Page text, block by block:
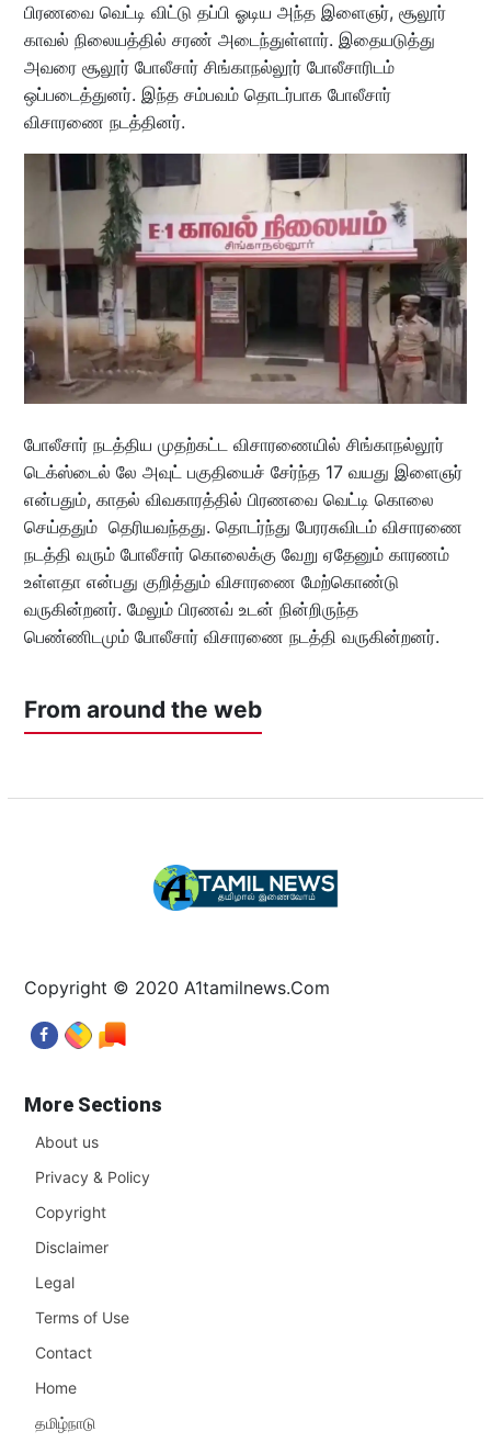
பிரணவை வெட்டி விட்டு தப்பி ஓடிய அந்த இளைஞர், சூலூர்
காவல் நிலையத்தில் சரண் அடைந்துள்ளார். இதையடுத்து
அவரை சூலூர் போலீசார் சிங்காநல்லூர் போலீசாரிடம்
ஒப்படைத்துனர். இந்த சம்பவம் தொடர்பாக போலீசார்
விசாரணை நடத்தினர்.
போலீசார் நடத்திய முதற்கட்ட விசாரணையில் சிங்காநல்லூர்
டெக்ஸ்டைல் லே அவுட் பகுதியைச் சேர்ந்த 17 வயது இளைஞர்
என்பதும், காதல் விவகாரத்தில் பிரணவை வெட்டி கொலை
செய்ததும் தெரியவந்தது. தொடர்ந்து பேரரசுவிடம் விசாரணை
நடத்தி வரும் போலீசார் கொலைக்கு வேறு ஏதேனும் காரணம்
உள்ளதா என்பது குறித்தும் விசாரணை மேற்கொண்டு
வருகின்றனர். மேலும் பிரணவ் உடன் நின்றிருந்த
பெண்ணிடமும் போலீசார் விசாரணை நடத்தி வருகின்றனர்.
From around the web
Copyright © 2020 A1tamilnews.Com
More Sections
About us
Privacy & Policy
Copyright
Disclaimer
Legal
Terms of Use
Contact
Home
தமிழ்நாடு